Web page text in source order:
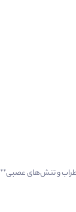
و تنش‌های عصبی**